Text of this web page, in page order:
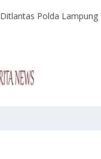
Ditlantas Polda Lampung